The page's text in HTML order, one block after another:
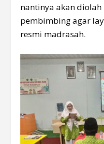
nantinya akan
pembimbing agar
resmi madrasah.